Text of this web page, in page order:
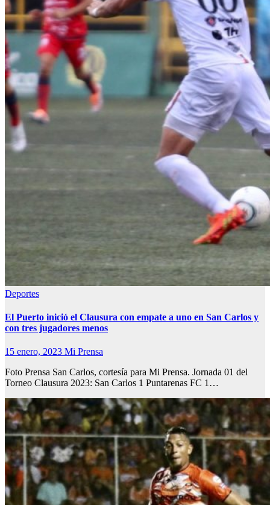
Deportes
El Puerto inició el Clausura con empate a uno en San Carlos y
con tres jugadores menos
15 enero, 2023 Mi Prensa
Foto Prensa San Carlos, cortesía para Mi Prensa. Jornada 01 del
Torneo Clausura 2023: San Carlos 1 Puntarenas FC 1…